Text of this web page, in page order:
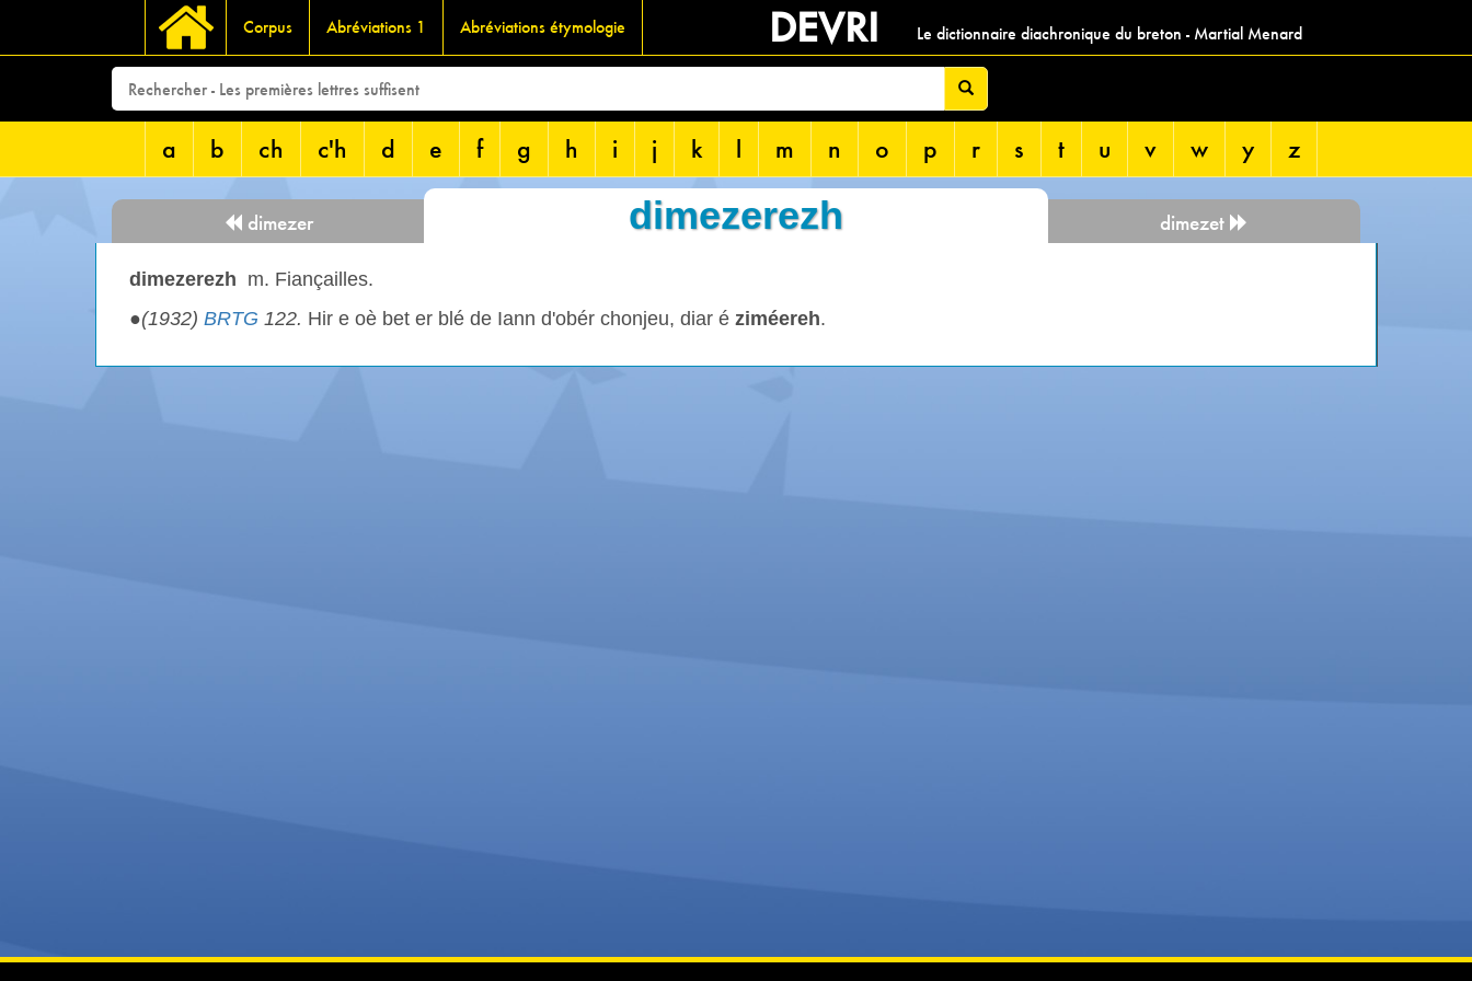
Corpus Abréviations 1 Abréviations étymologie DEVRI Le dictionnaire diachronique du breton - Martial Menard
a b ch c'h d e f g h i j k l m n o p r s t u v w y z
dimezer dimezerezh dimezet
dimezerezh m. Fiançailles.
●(1932) BRTG 122. Hir e oè bet er blé de Iann d'obér chonjeu, diar é ziméereh.